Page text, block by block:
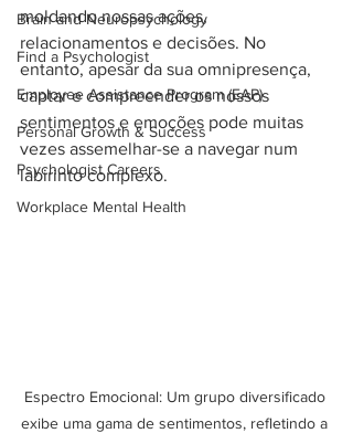
Brain and Neuropsychology
Find a Psychologist
Employee Assistance Program (EAP)
Personal Growth & Success
Psychologist Careers
Workplace Mental Health
moldando nossas ações,
relacionamentos e decisões. No
entanto, apesar da sua omnipresença,
captar e compreender os nossos
sentimentos e emoções pode muitas
vezes assemelhar-se a navegar num
labirinto complexo.
Espectro Emocional: Um grupo diversificado
exibe uma gama de sentimentos, refletindo a